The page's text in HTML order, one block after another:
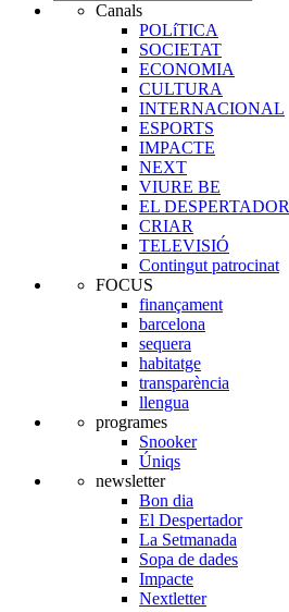
Canals
POLíTICA
SOCIETAT
ECONOMIA
CULTURA
INTERNACIONAL
ESPORTS
IMPACTE
NEXT
VIURE BE
EL DESPERTADOR
CRIAR
TELEVISIÓ
Contingut patrocinat
FOCUS
finançament
barcelona
sequera
habitatge
transparència
llengua
programes
Snooker
Úniqs
newsletter
Bon dia
El Despertador
La Setmanada
Sopa de dades
Impacte
Nextletter